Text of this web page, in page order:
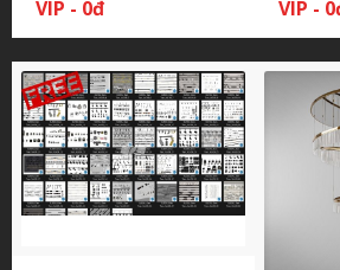
VIP - 0đ VIP -